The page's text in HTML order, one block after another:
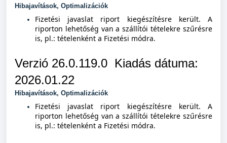
Hibajavítások, Optimalizációk
Fizetési javaslat riport kiegészítésre került. A
riporton lehetőség van a szállítói tételekre szűrésre
is, pl.: tételenként a Fizetési módra.
Verzió 26.0.119.0 Kiadás dátuma:
2026.01.22
Hibajavítások, Optimalizációk
Fizetési javaslat riport kiegészítésre került. A
riporton lehetőség van a szállítói tételekre szűrésre
is, pl.: tételenként a Fizetési módra.